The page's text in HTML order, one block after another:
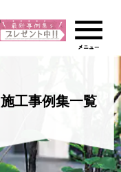
施工事例集一覧